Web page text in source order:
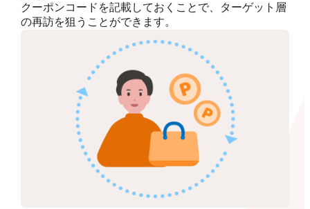
クーポンコードを記載しておくことで、ターゲット層
の再訪を狙うことができます。